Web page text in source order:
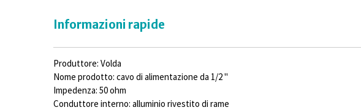
Informazioni rapide
Produttore: Volda
Nome prodotto: cavo di alimentazione da 1/2 "
Impedenza: 50 ohm
Conduttore interno: alluminio rivestito di rame